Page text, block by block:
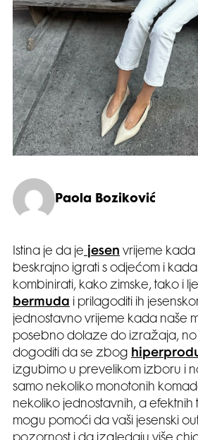
Paola Boziković
Istina je da je jesen vrijeme kada
beskrajno igrati s odjećom i
kombinirati, kako zimske, tako i
bermuda i prilagoditi ih
jednostavno vrijeme kada naše
posebno dolaze do izražaja, no
dogoditi da se zbog
izgubimo u prevelikom izboru i
samo nekoliko monotonih
nekoliko jednostavnih, a efektnih
mogu pomoći da vaši jesenski